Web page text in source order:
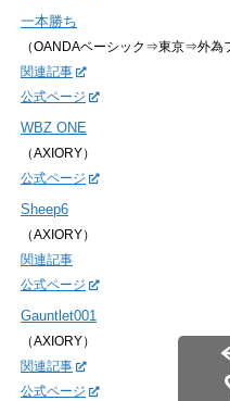
一本勝ち
（OANDAベーシック⇒東京⇒外為
関連記事
公式ページ
WBZ ONE
（AXIORY）
公式ページ
Sheep6
（AXIORY）
関連記事
公式ページ
Gauntlet001
（AXIORY）
関連記事
公式ページ